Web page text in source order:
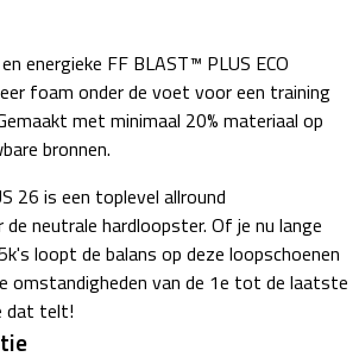
energieke FF BLAST™ PLUS ECO
foam onder de voet voor een training
met minimaal 20% materiaal op
bronnen.
26 is een toplevel allround
neutrale hardloopster. Of je nu lange
loopt de balans op deze loopschoenen
omstandigheden van de 1e tot de laatste
dat telt!